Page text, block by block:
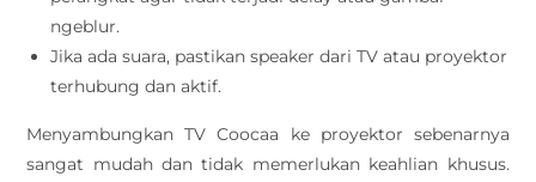
ngeblur.
Jika ada suara, pastikan speaker dari TV atau proyektor
terhubung dan aktif.
Menyambungkan TV Coocaa ke proyektor sebenarnya
sangat mudah dan tidak memerlukan keahlian khusus.